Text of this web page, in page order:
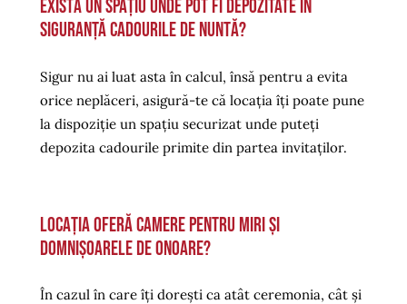
Există un spațiu unde pot fi depozitate în
siguranță cadourile de nuntă?
Sigur nu ai luat asta în calcul, însă pentru a evita
orice neplăceri, asigură-te că locația îți poate pune
la dispoziție un spațiu securizat unde puteți
depozita cadourile primite din partea invitaților.
Locația oferă camere pentru miri și
domnișoarele de onoare?
În cazul în care îți dorești ca atât ceremonia, cât și